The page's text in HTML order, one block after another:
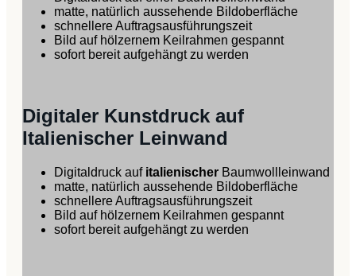
matte, natürlich aussehende Bildoberfläche
schnellere Auftragsausführungszeit
Bild auf hölzernem Keilrahmen gespannt
sofort bereit aufgehängt zu werden
Digitaler Kunstdruck auf
Italienischer Leinwand
Digitaldruck auf italienischer Baumwollleinwand
matte, natürlich aussehende Bildoberfläche
schnellere Auftragsausführungszeit
Bild auf hölzernem Keilrahmen gespannt
sofort bereit aufgehängt zu werden